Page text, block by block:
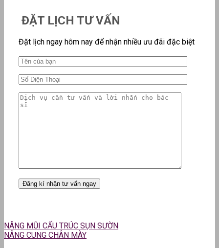
ĐẶT LỊCH TƯ VẤN
Đặt lịch ngay hôm nay để nhận nhiều ưu đãi đặc biệt
NÂNG MŨI CẤU TRÚC SỤN SƯỜN
NÂNG CUNG CHÂN MÀY